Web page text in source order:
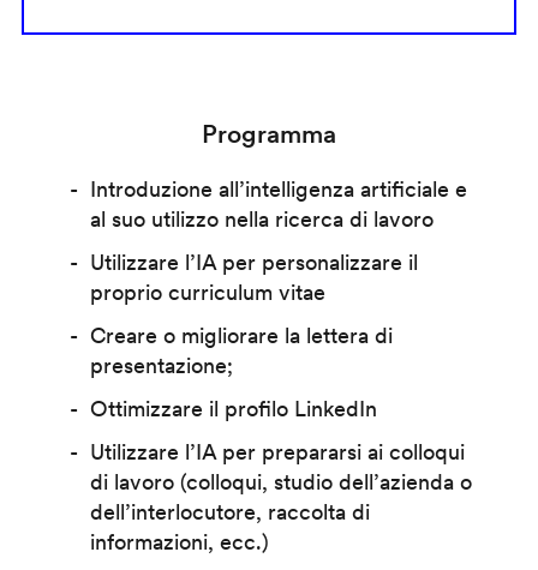
Programma
Introduzione all’intelligenza artificiale e
al suo utilizzo nella ricerca di lavoro
Utilizzare l’IA per personalizzare il
proprio curriculum vitae
Creare o migliorare la lettera di
presentazione;
Ottimizzare il profilo LinkedIn
Utilizzare l’IA per prepararsi ai colloqui
di lavoro (colloqui, studio dell’azienda o
dell’interlocutore, raccolta di
informazioni, ecc.)